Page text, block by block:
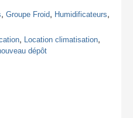
, Groupe Froid, Humidificateurs,
, Location climatisation,
dépôt